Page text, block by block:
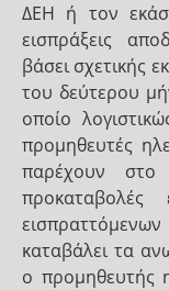
ΔΕΗ ή τον
εισπράξεις
βάσει σχετικής
του δεύτερου
οποίο
προμηθευτές
παρέχουν στο
καταβάλει τα
ο προμηθευτής